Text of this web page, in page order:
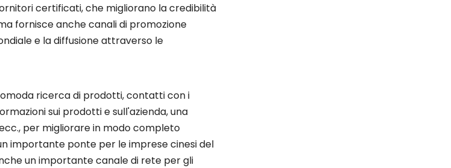
certificati, che migliorano la credibilità
fornisce anche canali di promozione
e la diffusione attraverso le
ricerca di prodotti, contatti con i
sui prodotti e sull'azienda, una
per migliorare in modo completo
importante ponte per le imprese cinesi del
un importante canale di rete per gli